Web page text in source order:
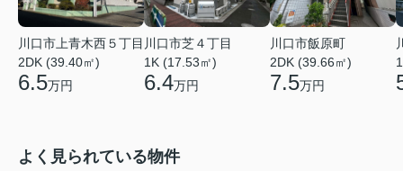
川口市上青木西５丁目
2DK (39.40㎡)
6.5万円
川口市芝４丁目
1K (17.53㎡)
6.4万円
川口市飯原町
2DK (39.66㎡)
7.5万円
よく見られている物件